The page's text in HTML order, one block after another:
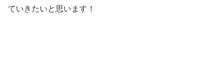
ていきたいと思います！